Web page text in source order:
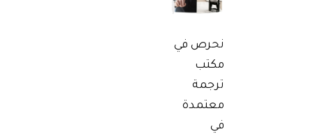
نحرص في
مكتب
ترجمة
معتمدة
في